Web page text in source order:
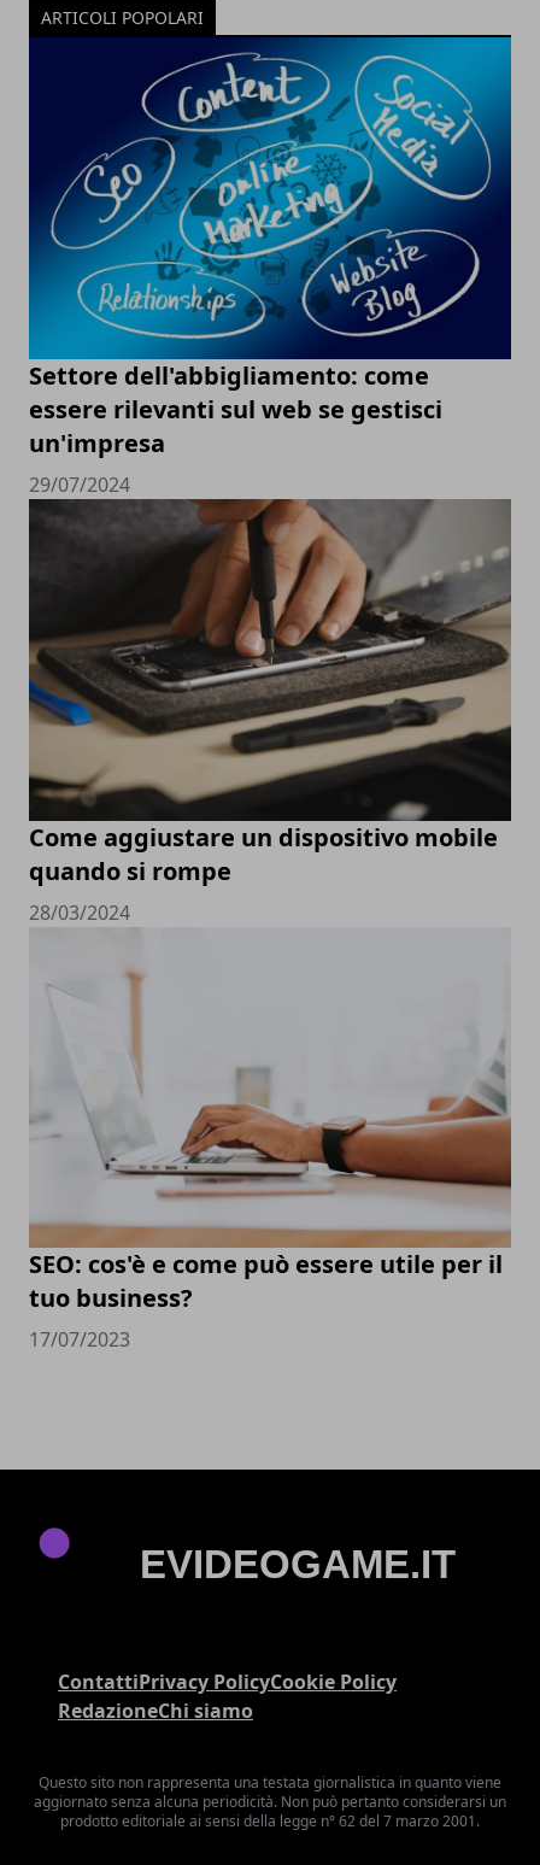
ARTICOLI POPOLARI
Settore dell'abbigliamento: come
essere rilevanti sul web se gestisci
un'impresa
29/07/2024
Come aggiustare un dispositivo mobile
quando si rompe
28/03/2024
SEO: cos'è e come può essere utile per il
tuo business?
17/07/2023
ContattiPrivacy PolicyCookie Policy
RedazioneChi siamo
Questo sito non rappresenta una testata giornalistica in quanto viene
aggiornato senza alcuna periodicità. Non può pertanto considerarsi un
prodotto editoriale ai sensi della legge n° 62 del 7 marzo 2001.